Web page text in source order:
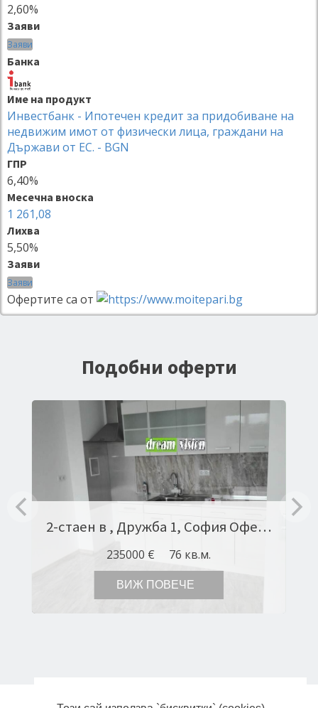
2,60%
Заяви
Заяви
Банка
Име на продукт
Инвестбанк - Ипотечен кредит за придобиване на
недвижим имот от физически лица, граждани на
Държави от ЕС. - BGN
ГПР
6,40%
Месечна вноска
1 261,08
Лихва
5,50%
Заяви
Заяви
Офертите са от
Подобни оферти
2-стаен в , Дружба 1, София Оферта № 11201
235000 € 76 кв.м.
ВИЖ ПОВЕЧЕ